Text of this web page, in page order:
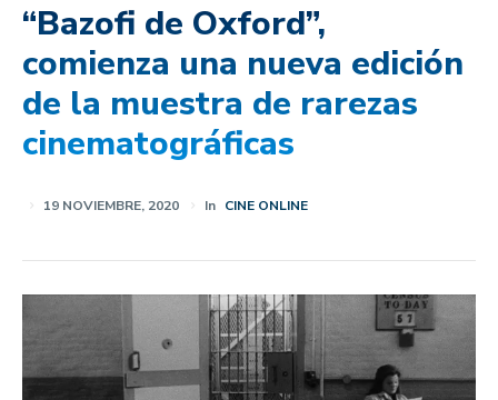
“Bazofi de Oxford”,
comienza una nueva edición
de la muestra de rarezas
cinematográficas
19 NOVIEMBRE, 2020 In CINE ONLINE